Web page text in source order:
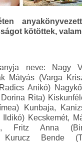
kötöttek,
neve: Nagy
Mátyás (Varga
Anikó)
Rita)
Kunbaja,
Ildikó) Kecskemét,
Fritz Anna
Kurucz Bende